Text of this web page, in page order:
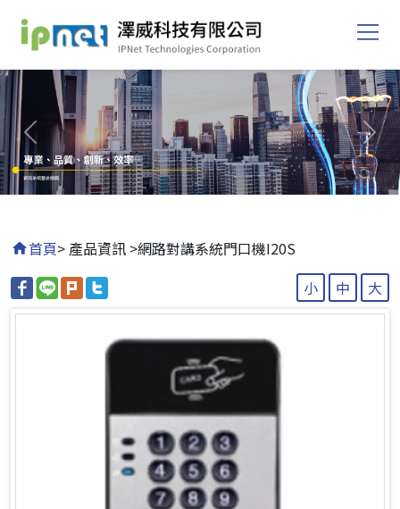
Previous Next
首頁> 產品資訊 >網路對講系統門口機I20S
小
中 大